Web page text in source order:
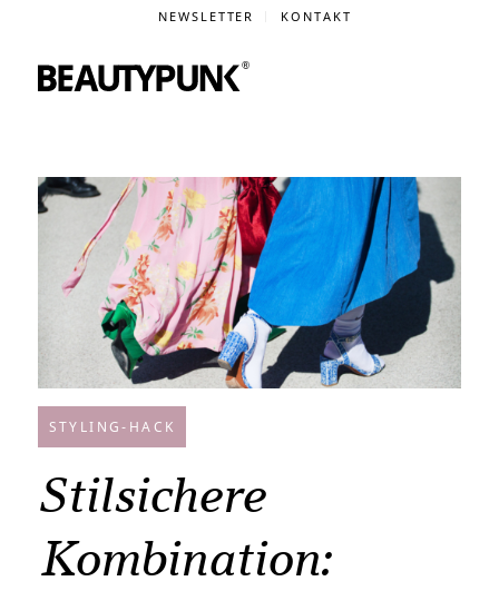
NEWSLETTER KONTAKT
STYLING-HACK
Stilsichere
Kombination: